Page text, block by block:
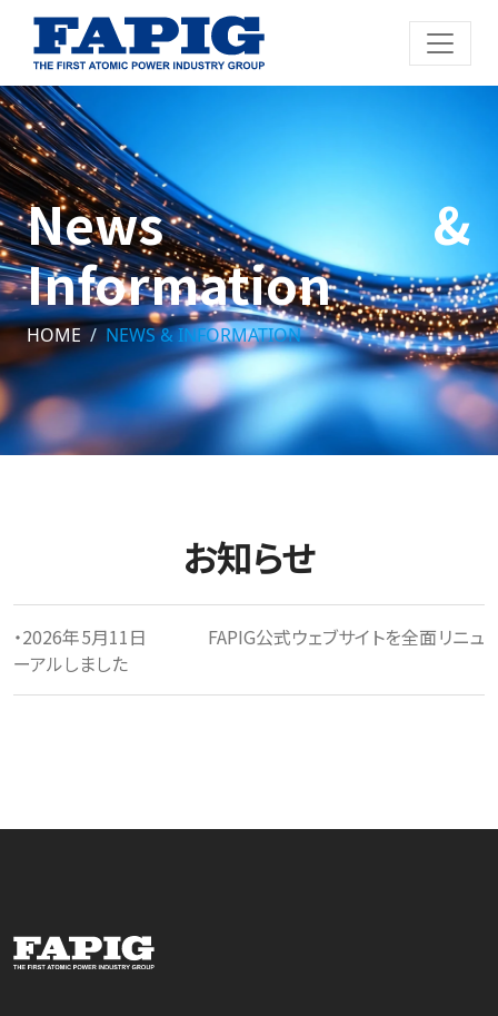
News &
Information
HOME NEWS & INFORMATION
お知らせ
・2026年5月11日
FAPIG公式ウェブサイトを全面リニュ
ーアルしました